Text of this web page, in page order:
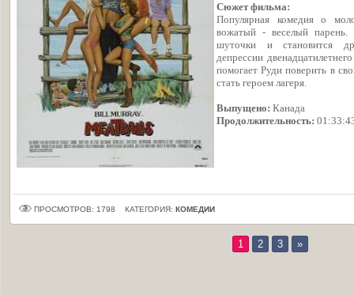
Сюжет фильма:
Популярная комедия о
вожатый - веселый парень.
шуточки и становится
депрессии
помогает Руди поверить в
стать героем лагеря.
Выпущено: Канада
Продолжительность:
ПРОСМОТРОВ: 1798 КАТЕГОРИЯ: КОМЕДИИ
1 2 3 »